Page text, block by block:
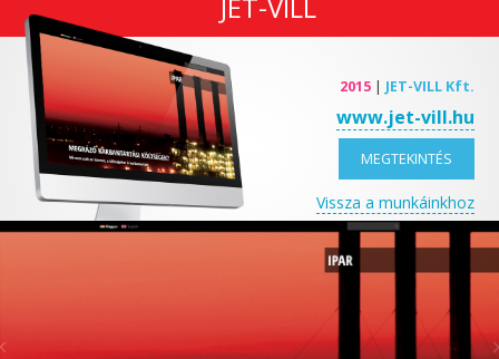
2015| JET-VILL Kft.
www.jet-vill.hu
MEGTEKINTÉS
Vissza a munkáinkhoz